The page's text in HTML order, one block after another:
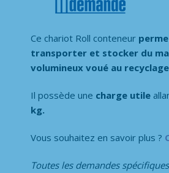
Ce chariot Roll conteneur
transporter et stocker du
volumineux voué au
Il possède une charge utile
kg.
Vous souhaitez en savoir plus ?
Toutes les demandes